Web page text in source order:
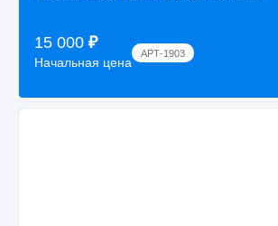
15 000 ₽
Начальная цена
АРТ-1903